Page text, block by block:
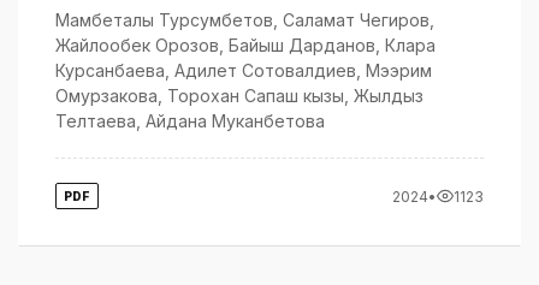
Мамбеталы Турсумбетов Саламат Чегиров
Жайлообек Орозов Байыш Дарданов Клара
Курсанбаева Адилет Сотовалдиев Мээрим
Омурзакова Торохан Сапаш кызы Жылдыз
Телтаева Айдана Муканбетова
PDF 2024• 1123